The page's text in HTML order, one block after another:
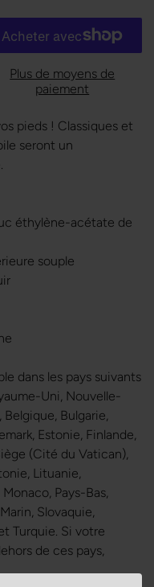
Plus de moyens de
paiement
pieds ! Classiques et
seront un
éthylène-acétate de
souple
dans les pays suivants
Uni, Nouvelle-
Bulgarie,
Estonie, Finlande,
(Cité du Vatican),
Lituanie,
Pays-Bas,
Slovaquie,
Turquie. Si votre
de ces pays,